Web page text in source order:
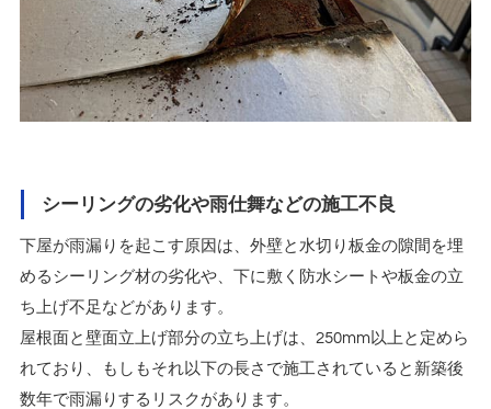
シーリングの劣化や雨仕舞などの施工不良
下屋が雨漏りを起こす原因は、外壁と水切り板金の隙間を埋
めるシーリング材の劣化や、下に敷く防水シートや板金の立
ち上げ不足などがあります。
屋根面と壁面立上げ部分の立ち上げは、250mm以上と定めら
れており、もしもそれ以下の長さで施工されていると新築後
数年で雨漏りするリスクがあります。